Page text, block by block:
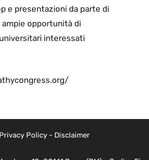
e presentazioni da parte di
opportunità di
interessati
Privacy Policy- Disclaimer